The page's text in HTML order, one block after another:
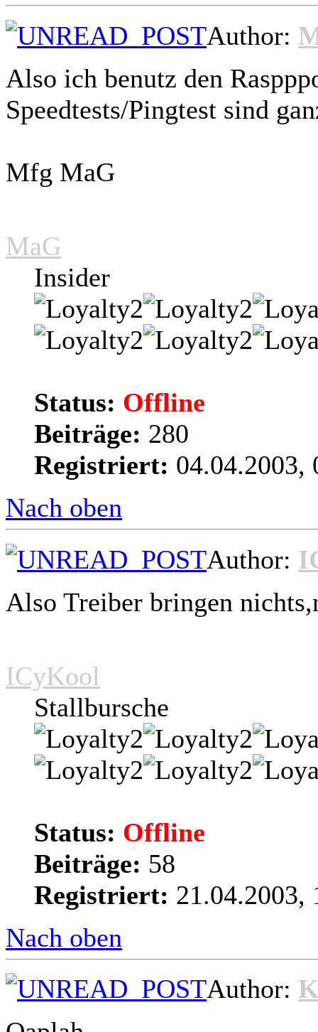
Author:
Also ich benutz den
Speedtests/Pingtest sind
Mfg MaG
MaG
Insider
Status: Offline
Beiträge: 280
Registriert: 04.04.2003,
Nach oben
Author:
Also Treiber bringen
ICyKool
Stallbursche
Status: Offline
Beiträge: 58
Registriert: 21.04.2003,
Nach oben
Author: